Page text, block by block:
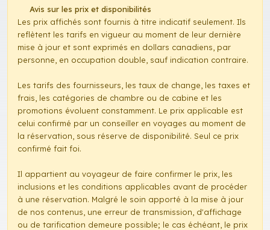
Avis sur les prix et disponibilités
Les prix affichés sont fournis à titre indicatif seulement. Ils
reflètent les tarifs en vigueur au moment de leur dernière
mise à jour et sont exprimés en dollars canadiens, par
personne, en occupation double, sauf indication contraire.
Les tarifs des fournisseurs, les taux de change, les taxes et
frais, les catégories de chambre ou de cabine et les
promotions évoluent constamment. Le prix applicable est
celui confirmé par un conseiller en voyages au moment de
la réservation, sous réserve de disponibilité. Seul ce prix
confirmé fait foi.
Il appartient au voyageur de faire confirmer le prix, les
inclusions et les conditions applicables avant de procéder
à une réservation. Malgré le soin apporté à la mise à jour
de nos contenus, une erreur de transmission, d'affichage
ou de tarification demeure possible; le cas échéant, le prix